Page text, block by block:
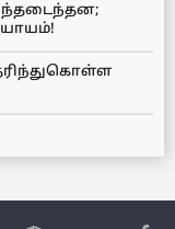
வந்தடைந்தன;